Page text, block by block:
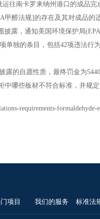
往南卡罗来纳州港口的成品完
甲醛法规]的存在及其对成品的
披露，通知美国环境保护局
独的条目，包括42项违法行
的自愿性质，最终罚金为
哪些板材不符合标准，并规
requirements-
项目 我们的服务 标准法